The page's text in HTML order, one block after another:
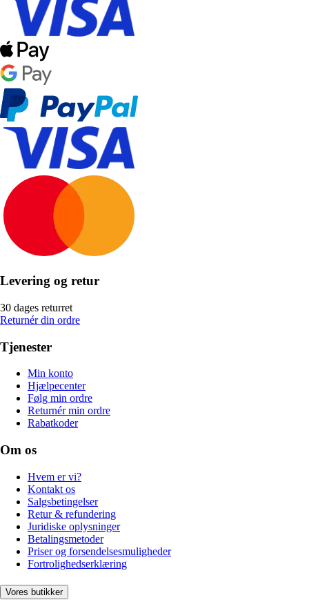
Levering og retur
30 dages returret
Returnér din ordre
Tjenester
Min konto
Hjælpecenter
Følg min ordre
Returnér min ordre
Rabatkoder
Om os
Hvem er vi?
Kontakt os
Salgsbetingelser
Retur & refundering
Juridiske oplysninger
Betalingsmetoder
Priser og forsendelsesmuligheder
Fortrolighedserklæring
Vores butikker